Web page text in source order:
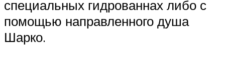
специальных гидрованнах либо с
помощью направленного душа
Шарко.